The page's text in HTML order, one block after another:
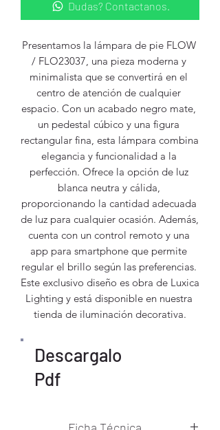
Dudas? Contactanos.
Presentamos la lámpara de pie FLOW
/ FLO23037, una pieza moderna y
minimalista que se convertirá en el
centro de atención de cualquier
espacio. Con un acabado negro mate,
un pedestal cúbico y una figura
rectangular fina, esta lámpara combina
elegancia y funcionalidad a la
perfección. Ofrece la opción de luz
blanca neutra y cálida,
proporcionando la cantidad adecuada
de luz para cualquier ocasión. Además,
cuenta con un control remoto y una
app para smartphone que permite
regular el brillo según las preferencias.
Este exclusivo diseño es obra de Luxica
Lighting y está disponible en nuestra
tienda de iluminación decorativa.
Descargalo
Pdf
Ficha Técnica